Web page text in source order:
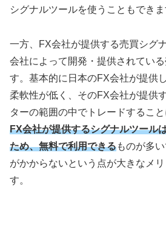
シグナルツールを使うこともできま
一方、 FX会社が提供する売買シグ
会社によって開発・提供されてい
す。基本的に日本のFX会社が提供
柔軟性が低く、そのFX会社が提供
ターの範囲の中でトレードすること
FX会社が提供するシグナルツール
ため、無料で利用できるものが多
がかからないという点が大きなメ
す。